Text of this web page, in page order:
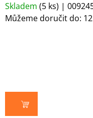
Skladem (5 ks) |
Můžeme doručit do:
DO KOŠÍKU